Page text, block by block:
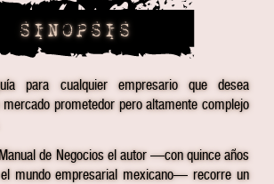
SINOPSIS
para cualquier empresario que desea
prometedor pero altamente complejo
de Negocios el autor —con quince años
mundo empresarial mexicano— recorre un